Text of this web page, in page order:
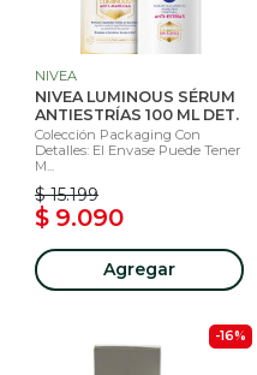
NIVEA
NIVEA LUMINOUS SÉRUM
ANTIESTRÍAS 100 ML DET.
Colección Packaging Con
Detalles: El Envase Puede Tener
M...
$ 15.199
$ 9.090
Agregar
-16%